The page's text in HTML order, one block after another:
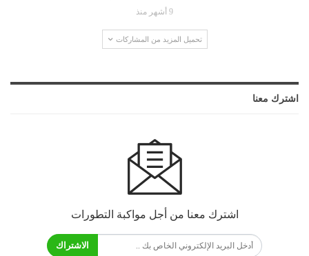
9 أشهر منذ
تحميل المزيد من المشاركات
اشترك معنا
اشترك معنا من أجل مواكبة التطورات
الاشتراك